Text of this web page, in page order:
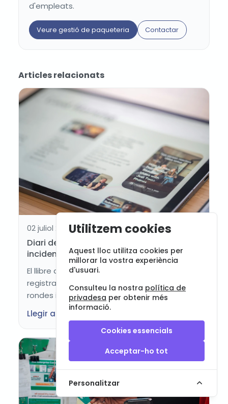
d'empleats.
Veure gestió de paqueteria Contactar
Articles relacionats
02 juliol 2026
Diari del cuidador digital: torns, tasques,
incidents i seguiment
El llibre de registre digital del cuidador permet
registrar torns, tasques, incidents, lliuraments,
rondes i avisos mitj...
Llegir article
Utilitzem cookies
Aquest lloc utilitza cookies per
millorar la vostra experiència
d'usuari.
Consulteu la nostra política de
privadesa per obtenir més
informació.
Cookies essencials
Acceptar-ho tot
Personalitzar